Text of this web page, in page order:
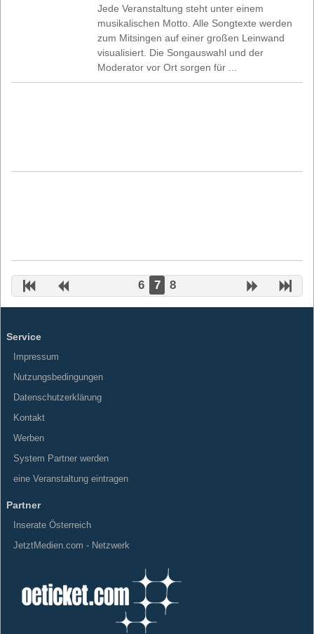
Jede Veranstaltung steht unter einem
musikalischen Motto. Alle Songtexte werden
zum Mitsingen auf einer großen Leinwand
visualisiert. Die Songauswahl und der
Moderator vor Ort sorgen für ...
6 7 8
Service
Impressum
Nutzungsbedingungen
Datenschutzerklärung
Kontakt
Werben
System Partner werden
eine Veranstaltung eintragen
Partner
Inserate Österreich
JetztMedien.com - Netzwerk